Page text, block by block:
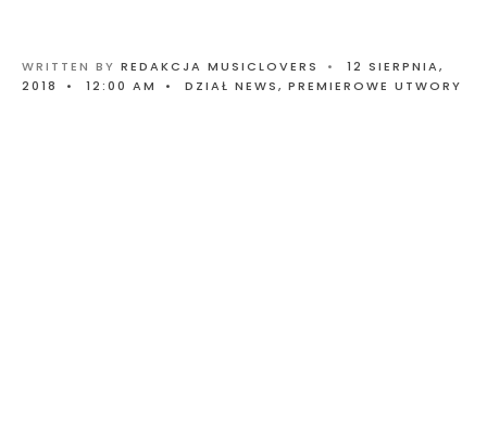
WRITTEN BY REDAKCJA MUSICLOVERS •
12 SIERPNIA,
2018
• 12:00 AM • DZIAŁ NEWS, PREMIEROWE UTWORY